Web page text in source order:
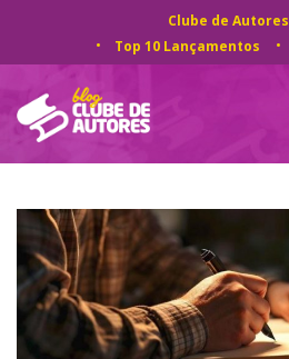
Clube de Autores
Top 10 Lançamentos